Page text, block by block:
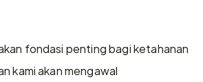
fondasi penting bagi ketahanan
kami akan mengawal